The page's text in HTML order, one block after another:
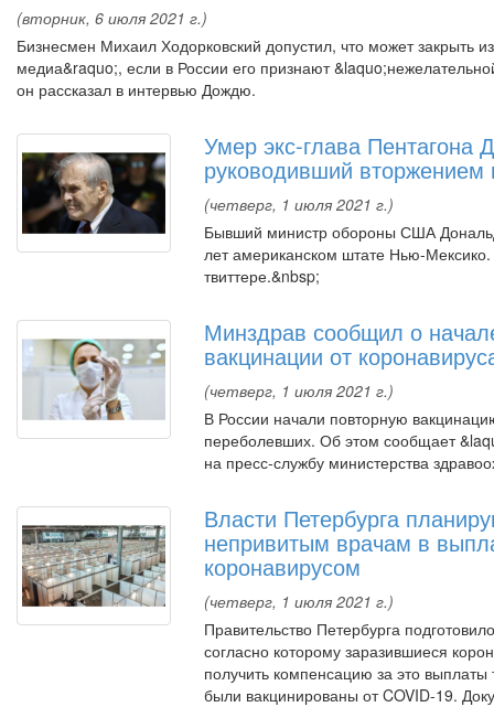
(вторник, 6 июля 2021 г.)
Бизнесмен Михаил Ходорковский допустил, что может закрыть
медиа&raquo;, если в России его признают
он рассказал в интервью Дождю.
Умер экс-глава
руководивший вторжением
(четверг, 1 июля 2021 г.)
Бывший министр обороны США
лет американском штате Нью-
твиттере.&nbsp;
Минздрав сообщил о
вакцинации от
(четверг, 1 июля 2021 г.)
В России начали повторную
переболевших. Об этом сообщает
на пресс-службу министерства
Власти Петербурга
непривитым врачам в
коронавирусом
(четверг, 1 июля 2021 г.)
Правительство Петербурга
согласно которому заразившиеся
получить компенсацию за это
были вакцинированы от COVID-19.